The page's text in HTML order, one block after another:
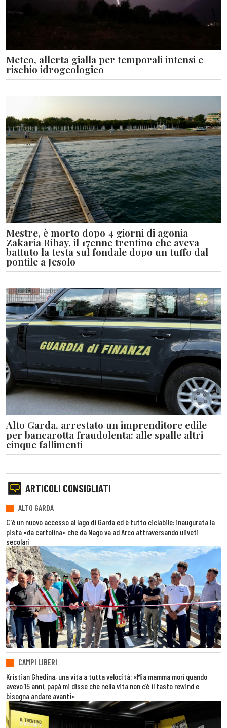
Meteo, allerta gialla per temporali intensi e
rischio idrogeologico
Mestre, è morto dopo 4 giorni di agonia
Zakaria Rihay, il 17enne trentino che aveva
battuto la testa sul fondale dopo un tuffo dal
pontile a Jesolo
Alto Garda, arrestato un imprenditore edile
per bancarotta fraudolenta: alle spalle altri
cinque fallimenti
ARTICOLI CONSIGLIATI
ALTO GARDA
C'è un nuovo accesso al lago di Garda ed è tutto ciclabile: inaugurata la
pista «da cartolina» che da Nago va ad Arco attraversando uliveti
secolari
CAMPI LIBERI
Kristian Ghedina, una vita a tutta velocità: «Mia mamma morì quando
avevo 15 anni, papà mi disse che nella vita non c’è il tasto rewind e
bisogna andare avanti»